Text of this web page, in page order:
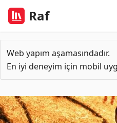
Raf
Web yapım aşamasındadır.
En iyi deneyim için mobil